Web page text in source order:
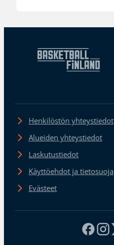
Henkilöstön yhteystiedot
Alueiden yhteystiedot
Laskutustiedot
Käyttöehdot ja tietosuoja
Evästeet